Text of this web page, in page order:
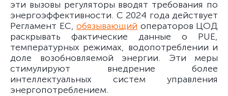
эти вызовы регуляторы вводят требования по
энергоэффективности. С 2024 года действует
Регламент ЕС, обязывающий операторов ЦОД
раскрывать фактические данные о PUE,
температурных режимах, водопотреблении и
доле возобновляемой энергии. Эти меры
стимулируют внедрение более
интеллектуальных систем управления
энергопотреблением.